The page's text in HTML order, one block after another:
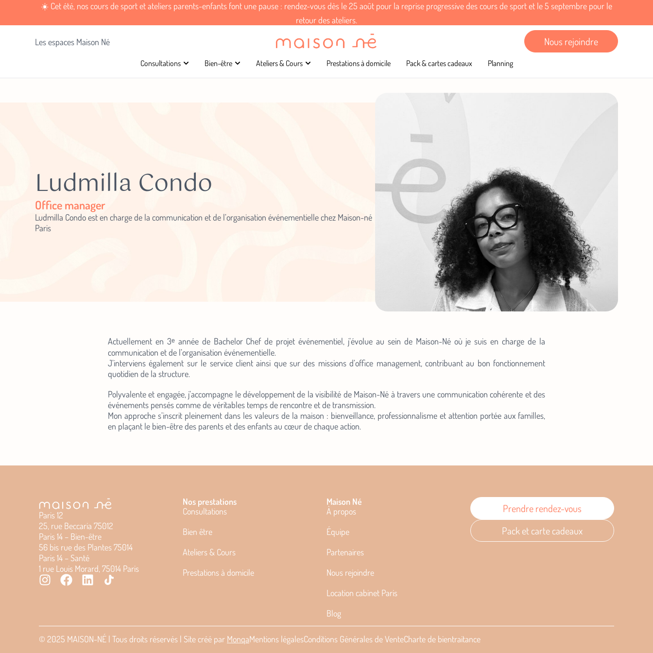
☀️ Cet été, nos cours de sport et ateliers parents-enfants font une pause : rendez-vous dès le 25 août pour la reprise progressive des cours de sport et le 5 septembre pour le
retour des ateliers.
Les espaces Maison Né Nous rejoindre
Consultations Bien-être Ateliers & Cours Prestations à domicile Pack & cartes cadeaux Planning
Ludmilla Condo
Office manager
Ludmilla Condo est en charge de la communication et de l’organisation événementielle chez Maison-né
Paris
Actuellement en 3ᵉ année de Bachelor Chef de projet événementiel, j’évolue au sein de Maison-Né où je suis en charge de la
communication et de l’organisation événementielle.
J’interviens également sur le service client ainsi que sur des missions d’office management, contribuant au bon fonctionnement
quotidien de la structure.
Polyvalente et engagée, j’accompagne le développement de la visibilité de Maison-Né à travers une communication cohérente et des
événements pensés comme de véritables temps de rencontre et de transmission.
Mon approche s’inscrit pleinement dans les valeurs de la maison : bienveillance, professionnalisme et attention portée aux familles,
en plaçant le bien-être des parents et des enfants au cœur de chaque action.
Paris 12
25, rue Beccaria 75012
Paris 14 – Bien-être
56 bis rue des Plantes 75014
Paris 14 – Santé
1 rue Louis Morard, 75014 Paris
Nos prestations
Consultations
Bien être
Ateliers & Cours
Prestations à domicile
Maison Né
À propos
Équipe
Partenaires
Nous rejoindre
Location cabinet Paris
Blog
Prendre rendez-vous
Pack et carte cadeaux
© 2025 MAISON-NÉ | Tous droits réservés | Site créé par MonqaMentions légalesConditions Générales de VenteCharte de bientraitance